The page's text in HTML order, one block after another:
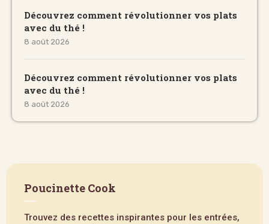
Découvrez comment révolutionner vos plats
avec du thé !
8 août 2026
Découvrez comment révolutionner vos plats
avec du thé !
8 août 2026
Poucinette Cook
Trouvez des recettes inspirantes pour les entrées,